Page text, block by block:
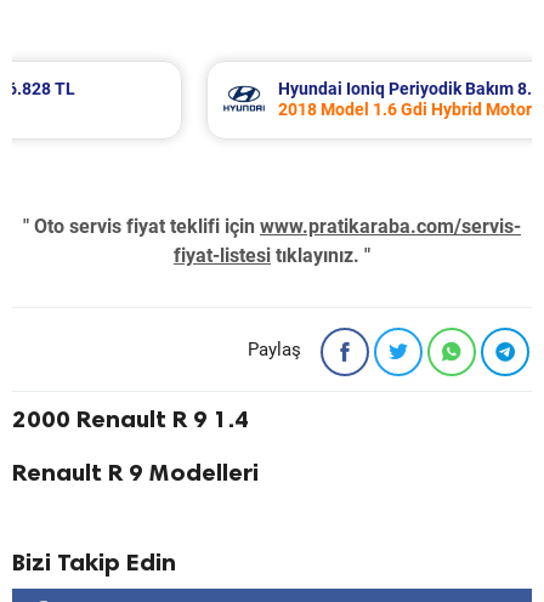
Hyundai Ioniq Periyodik Bakım 8.286 TL
2018 Model 1.6 Gdi Hybrid Motor
" Oto servis fiyat teklifi için www.pratikaraba.com/servis-
fiyat-listesi tıklayınız. "
Paylaş
2000 Renault R 9 1.4
Renault R 9 Modelleri
Bizi Takip Edin